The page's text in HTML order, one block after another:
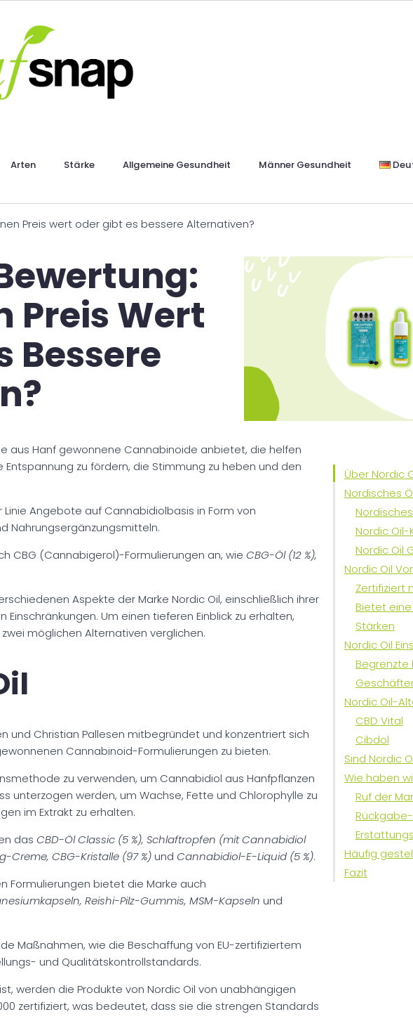
Arten Stärke Allgemeine Gesundheit Männer Gesundheit
Preis wert oder gibt es bessere Alternativen?
Preis Wert
Bessere
aus Hanf gewonnene Cannabinoide anbietet, die helfen
Entspannung zu fördern, die Stimmung zu heben und den
Angebote auf Cannabidiolbasis in Form von
Nahrungsergänzungsmitteln.
CBG (Cannabigerol)-Formulierungen an, wie CBG-Öl (12 %),
Aspekte der Marke Nordic Oil, einschließlich ihrer
Um einen tieferen Einblick zu erhalten,
möglichen Alternativen verglichen.
und Christian Pallesen mitbegründet und konzentriert sich
Cannabinoid-Formulierungen zu bieten.
zu verwenden, um Cannabidiol aus Hanfpflanzen
unterzogen werden, um Wachse, Fette und Chlorophylle zu
im Extrakt zu erhalten.
das CBD-Öl Classic (5 %), Schlaftropfen (mit Cannabidiol
Creme, CBG-Kristalle (97 %)und Cannabidiol-E-Liquid (5 %).
Formulierungen bietet die Marke auch
Reishi-Pilz-Gummis, MSM-Kapseln und
Maßnahmen, wie die Beschaffung von EU-zertifiziertem
und Qualitätskontrollstandards.
werden die Produkte von Nordic Oil von unabhängigen
zertifiziert, was bedeutet, dass sie die strengen Standards
Über Nordic
Nordisches
Nordic Oil-
Nordic Oil
Nordic Oil
Zertifiziert
Bietet
Stärken
Nordic Oil
Begrenzte
Nordic Oil-
CBD Vital
Cibdol
Sind Nordic
Wie haben
Ruf der
Häufig
Fazit